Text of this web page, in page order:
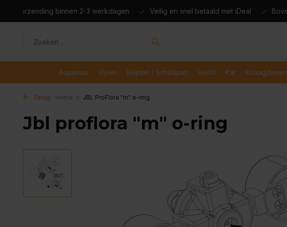
Veilig en snel betaald met iDeal Boven de €50,- gratis verzending
Aquarium Vijver Reptiel / Schildpad Hond Kat Knaagdieren
Terug Home JBL ProFlora "m" o-ring
Jbl proflora "m" o-ring